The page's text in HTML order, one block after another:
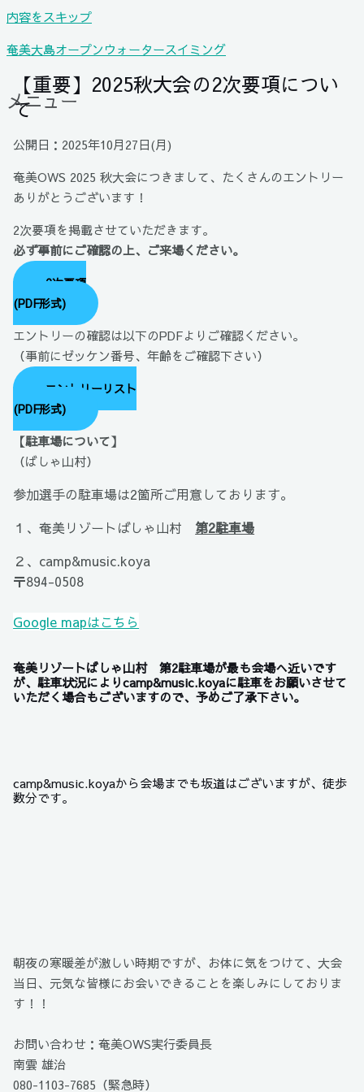
内容をスキップ
奄美大島オープンウォータースイミング
メニュー
【重要】2025秋大会の2次要項につい
て
公開日：2025年10月27日(月)
奄美OWS 2025 秋大会につきまして、たくさんのエントリー
ありがとうございます！
2次要項を掲載させていただきます。
必ず事前にご確認の上、ご来場ください。
2次要項
(PDF形式)
エントリーの確認は以下のPDFよりご確認ください。
（事前にゼッケン番号、年齢をご確認下さい）
エントリーリスト
(PDF形式)
【駐車場について】
（ばしゃ山村）
参加選手の駐車場は2箇所ご用意しております。
１、奄美リゾートばしゃ山村 第2駐車場
２、 camp&music.koya
〒894-0508
Google mapはこちら
奄美リゾートばしゃ山村 第2駐車場が最も会場へ近いです
が、駐車状況によりcamp&music.koyaに駐車をお願いさせて
いただく場合もございますので、予めご了承下さい。
camp&music.koyaから会場までも坂道はございますが、徒歩
数分です。
朝夜の寒暖差が激しい時期ですが、お体に気をつけて、大会
当日、元気な皆様にお会いできることを楽しみにしておりま
す！！
お問い合わせ：奄美OWS実行委員長
南雲 雄治
080-1103-7685（緊急時）